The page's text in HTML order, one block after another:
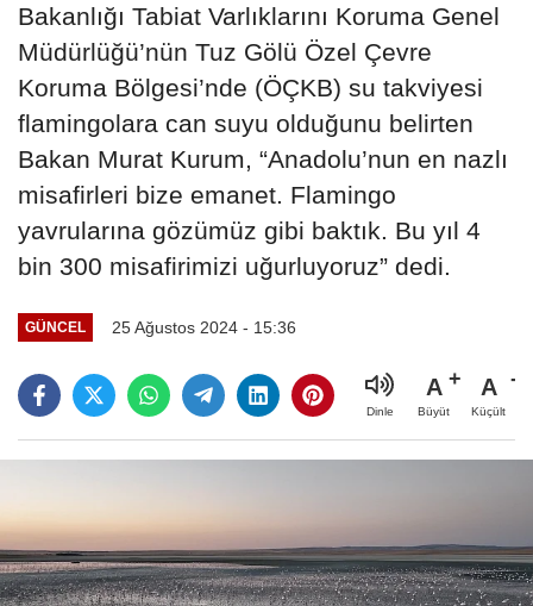
Bakanlığı Tabiat Varlıklarını Koruma Genel
Müdürlüğü’nün Tuz Gölü Özel Çevre
Koruma Bölgesi’nde (ÖÇKB) su takviyesi
flamingolara can suyu olduğunu belirten
Bakan Murat Kurum, “Anadolu’nun en nazlı
misafirleri bize emanet. Flamingo
yavrularına gözümüz gibi baktık. Bu yıl 4
bin 300 misafirimizi uğurluyoruz” dedi.
GÜNCEL 25 Ağustos 2024 - 15:36
Dinle
A
Büyüt
A
Küçült